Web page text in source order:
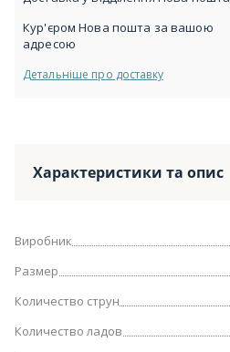
Кур'єром Нова пошта за вашою
адресою
Детальніше про доставку
Характеристики та опис
Виробник
Размер
Количество струн
Количество ладов